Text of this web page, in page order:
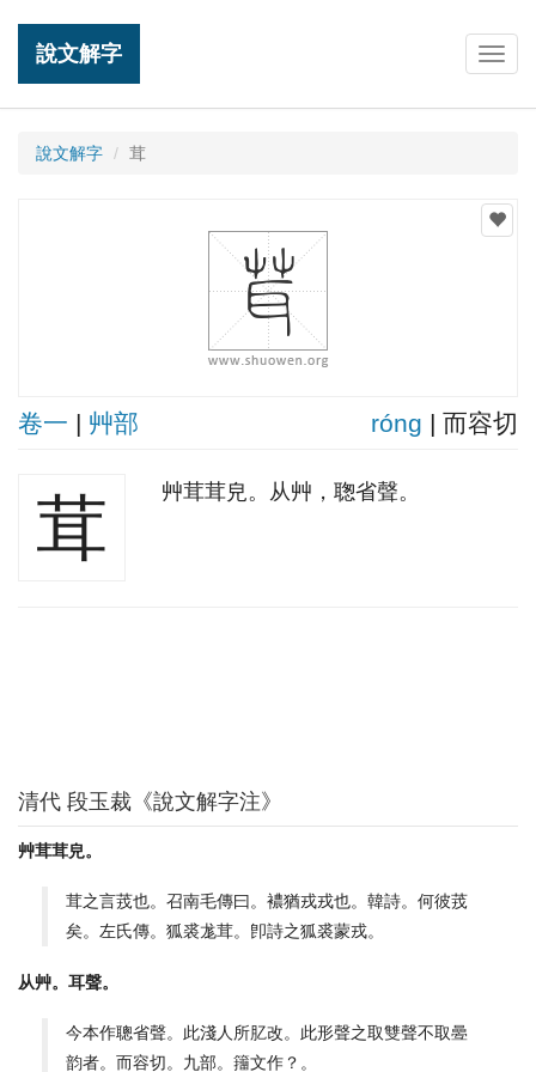
說文解字
說文解字 茸
卷一 | 艸部 rónɡ | 而容切
茸 艸茸茸皃。从艸，聦省聲。
清代 段玉裁《說文解字注》
艸茸茸皃。
茸之言茙也。召南毛傳曰。襛猶戎戎也。韓詩。何彼茙
矣。左氏傳。狐裘尨茸。卽詩之狐裘蒙戎。
从艸。耳聲。
今本作聰省聲。此淺人所肊改。此形聲之取雙聲不取㬪
韵者。而容切。九部。籒文作？。